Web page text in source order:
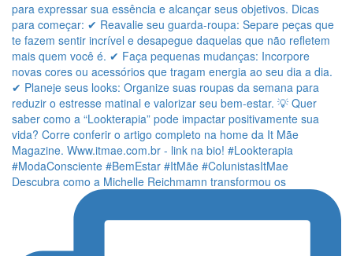
Descubra como a Michelle Reichmamn transformou os